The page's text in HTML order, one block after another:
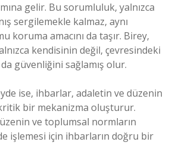
gelir. Bu sorumluluk, yalnızca
sergilemekle kalmaz, aynı
koruma amacını da taşır. Birey,
kendisinin değil, çevresindeki
güvenliğini sağlamış olur.
ise, ihbarlar, adaletin ve düzenin
bir mekanizma oluşturur.
ve toplumsal normların
işlemesi için ihbarların doğru bir